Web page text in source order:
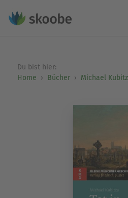
Du bist hier:
Home
Bücher Michael